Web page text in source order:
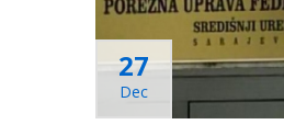
27
Dec